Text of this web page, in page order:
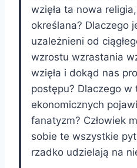
wzięła ta nowa
określana? Dlaczego
uzależnieni od
wzrostu wzrastania
wzięła i dokąd nas
postępu? Dlaczego
ekonomicznych
fanatyzm? Człowiek
sobie te wszystkie
rzadko udzielają na